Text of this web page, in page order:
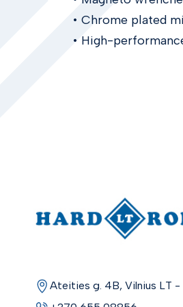
• Chrome plated
• High-
Ateities g. 4B, Vilnius LT